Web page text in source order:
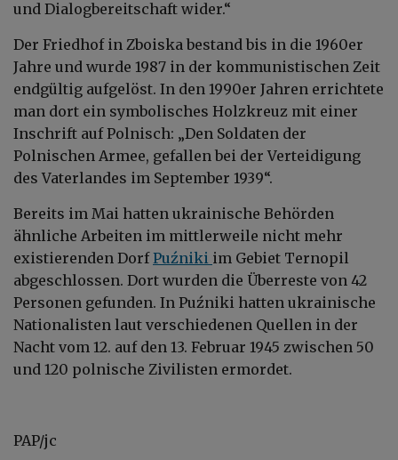
und Dialogbereitschaft wider.“
Der Friedhof in Zboiska bestand bis in die 1960er
Jahre und wurde 1987 in der kommunistischen Zeit
endgültig aufgelöst. In den 1990er Jahren errichtete
man dort ein symbolisches Holzkreuz mit einer
Inschrift auf Polnisch: „Den Soldaten der
Polnischen Armee, gefallen bei der Verteidigung
des Vaterlandes im September 1939“.
Bereits im Mai hatten ukrainische Behörden
ähnliche Arbeiten im mittlerweile nicht mehr
existierenden DorfPuźniki im Gebiet Ternopil
abgeschlossen. Dort wurden die Überreste von 42
Personen gefunden. In Puźniki hatten ukrainische
Nationalisten laut verschiedenen Quellen in der
Nacht vom 12. auf den 13. Februar 1945 zwischen 50
und 120 polnische Zivilisten ermordet.
PAP/jc